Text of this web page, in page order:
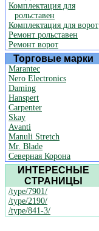
Комплектация для
рольставен
Комплектация для ворот
Ремонт рольставен
Ремонт ворот
Торговые марки
Marantec
Nero Electronics
Daming
Hanspert
Carpenter
Skay
Avanti
Manuli Stretch
Mr. Blade
Северная Корона
ИНТЕРЕСНЫЕ
СТРАНИЦЫ
/type/7901/
/type/2190/
/type/841-3/